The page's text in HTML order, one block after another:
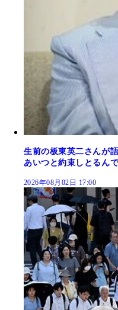
生前の板東英二さんが
あいつと約束しとるんで
2026年08月02日 17:00